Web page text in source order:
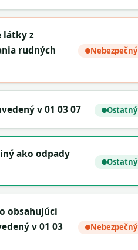
látky z
rudných
Nebezpečný
v 01 03 07 Ostatný
ako odpady
Ostatný
obsahujúci
v 01 03
Nebezpečný